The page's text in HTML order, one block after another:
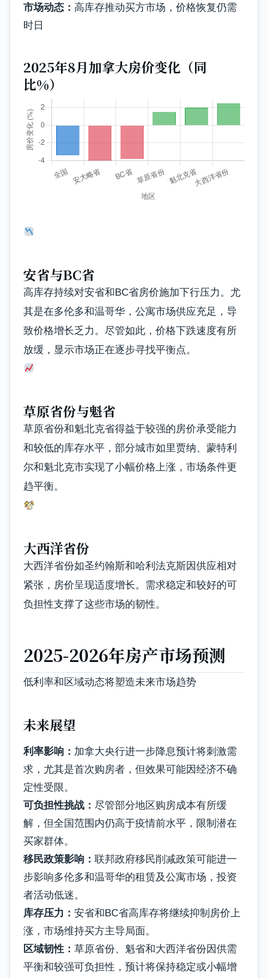
市场动态： 高库存推动买方市场，价格恢复仍需
时日
2025年8月加拿大房价变化（同
比%）
安省与BC省
高库存持续对安省和BC省房价施加下行压力。尤
其是在多伦多和温哥华，公寓市场供应充足，导
致价格增长乏力。尽管如此，价格下跌速度有所
放缓，显示市场正在逐步寻找平衡点。
草原省份与魁省
草原省份和魁北克省得益于较强的房价承受能力
和较低的库存水平，部分城市如里贾纳、蒙特利
尔和魁北克市实现了小幅价格上涨，市场条件更
趋平衡。
大西洋省份
大西洋省份如圣约翰斯和哈利法克斯因供应相对
紧张，房价呈现适度增长。需求稳定和较好的可
负担性支撑了这些市场的韧性。
2025-2026年房产市场预测
低利率和区域动态将塑造未来市场趋势
未来展望
利率影响： 加拿大央行进一步降息预计将刺激需
求，尤其是首次购房者，但效果可能因经济不确
定性受限。
可负担性挑战： 尽管部分地区购房成本有所缓
解，但全国范围内仍高于疫情前水平，限制潜在
买家群体。
移民政策影响： 联邦政府移民削减政策可能进一
步影响多伦多和温哥华的租赁及公寓市场，投资
者活动低迷。
库存压力： 安省和BC省高库存将继续抑制房价上
涨，市场维持买方主导局面。
区域韧性： 草原省份、魁省和大西洋省份因供需
平衡和较强可负担性，预计将保持稳定或小幅增